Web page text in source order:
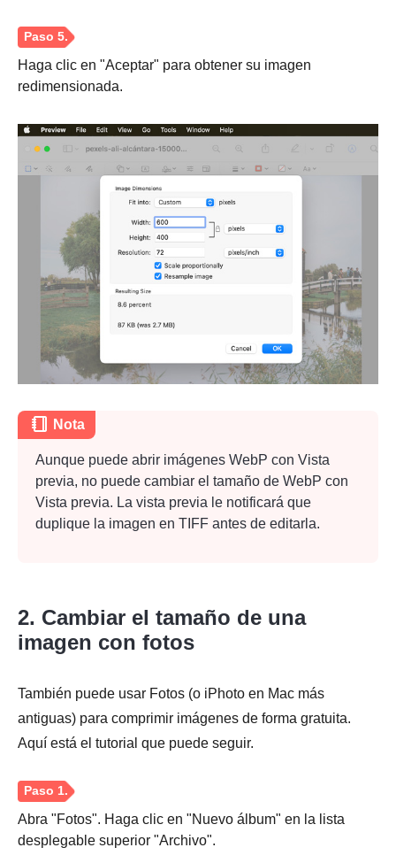
Etapa 4.
Paso 5.
Paso 5.
Haga clic en "Aceptar" para obtener su imagen
redimensionada.
Nota
Aunque puede abrir imágenes WebP con Vista
previa, no puede cambiar el tamaño de WebP con
Vista previa. La vista previa le notificará que
duplique la imagen en TIFF antes de editarla.
2. Cambiar el tamaño de una
imagen con fotos
También puede usar Fotos (o iPhoto en Mac más
antiguas) para comprimir imágenes de forma gratuita.
Aquí está el tutorial que puede seguir.
Abra "Fotos". Haga clic en "Nuevo álbum" en la lista
desplegable superior "Archivo".